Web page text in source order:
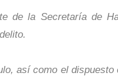
de la Secretaría de
así como el